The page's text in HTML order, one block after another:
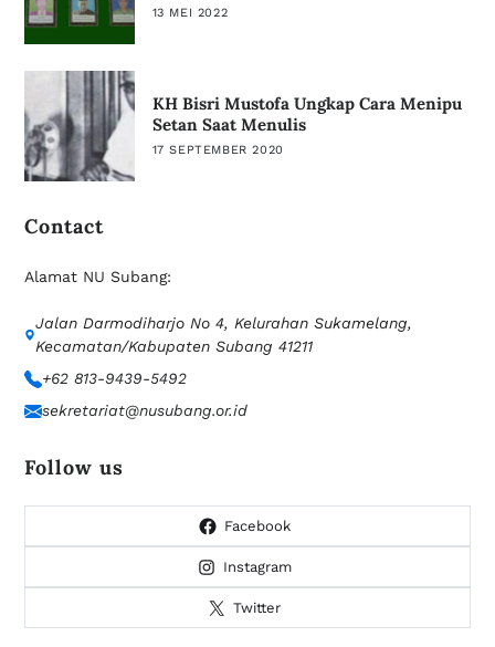
13 MEI 2022
KH Bisri Mustofa Ungkap Cara Menipu
Setan Saat Menulis
17 SEPTEMBER 2020
Contact
Alamat NU Subang:
Jalan Darmodiharjo No 4, Kelurahan Sukamelang,
Kecamatan/Kabupaten Subang 41211
+62 813-9439-5492
sekretariat@nusubang.or.id
Follow us
Facebook
Instagram
Twitter